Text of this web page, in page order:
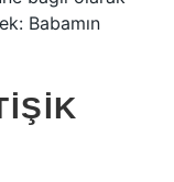
Babamın